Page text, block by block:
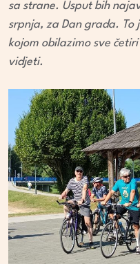
sa strane. Usput bih
srpnja, za Dan grada. To
kojom obilazimo sve
vidjeti.